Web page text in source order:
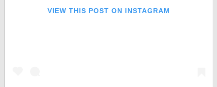
VIEW THIS POST ON INSTAGRAM